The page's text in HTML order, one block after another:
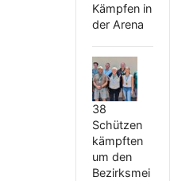
Kämpfen in
der Arena
38
Schützen
kämpften
um den
Bezirksmei